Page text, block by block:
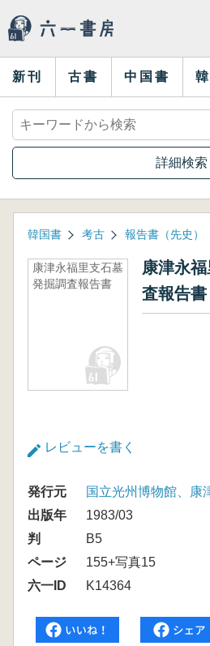
新刊 古書 中国書
詳細検索
韓国書 考古 報告書（先史）
康津永福里支石墓
発掘調査報告書
康津永
査報告書
レビューを書く
発行元
国立光州博物館、康
出版年
1983/03
判
B5
ページ
155+写真15
六一ID
K14364